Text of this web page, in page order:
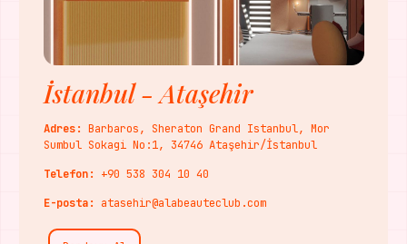
İstanbul - Ataşehir
Adres: Barbaros, Sheraton Grand Istanbul, Mor
Sumbul Sokagi No:1, 34746 Ataşehir/İstanbul
Telefon:
+90 538 304 10 40
E-posta:
atasehir@alabeauteclub.com